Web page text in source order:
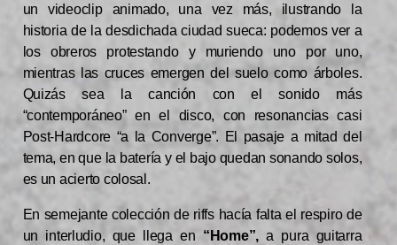
un videoclip animado, una vez más, ilustrando la
historia de la desdichada ciudad sueca: podemos ver a
los obreros protestando y muriendo uno por uno,
mientras las cruces emergen del suelo como árboles.
Quizás sea la canción con el sonido más
“contemporáneo” en el disco, con resonancias casi
Post-Hardcore “a la Converge”. El pasaje a mitad del
tema, en que la batería y el bajo quedan sonando solos,
es un acierto colosal.
En semejante colección de riffs hacía falta el respiro de
un interludio, que llega en “Home”, a pura guitarra